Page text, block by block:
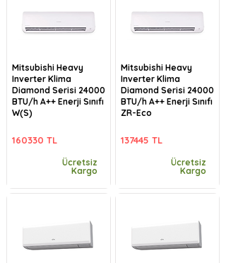
Mitsubishi Heavy
Inverter Klima
Diamond Serisi 24000
BTU/h A++ Enerji Sınıfı
W(S)
160330 TL
Ücretsiz
Kargo
Mitsubishi Heavy
Inverter Klima
Diamond Serisi 24000
BTU/h A++ Enerji Sınıfı
ZR-Eco
137445 TL
Ücretsiz
Kargo